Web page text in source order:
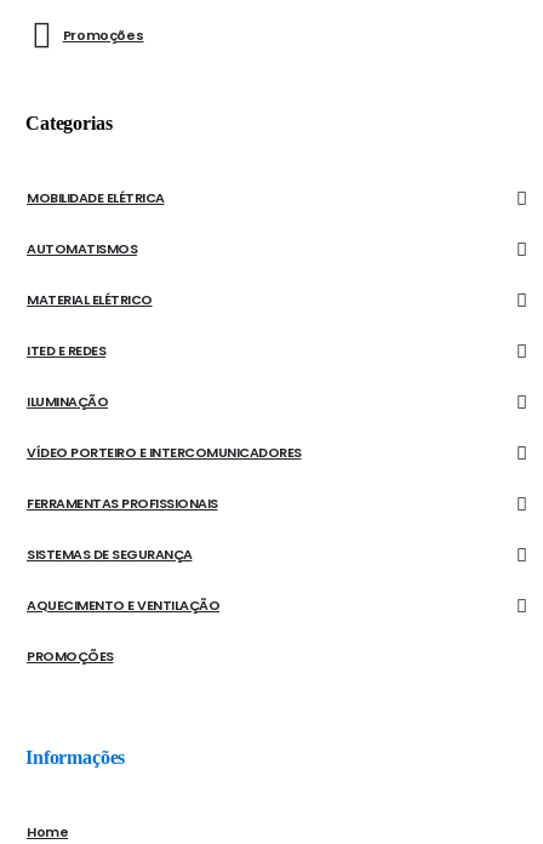
Promoções
Categorias
MOBILIDADE ELÉTRICA
AUTOMATISMOS
MATERIAL ELÉTRICO
ITED E REDES
ILUMINAÇÃO
VÍDEO PORTEIRO E INTERCOMUNICADORES
FERRAMENTAS PROFISSIONAIS
SISTEMAS DE SEGURANÇA
AQUECIMENTO E VENTILAÇÃO
PROMOÇÕES
Informações
Home